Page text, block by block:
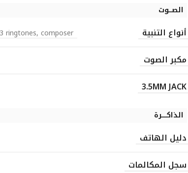
الصـــوت
أنواع التنبية ringtones, composer
مكبر الصوت
3.5MM JACK
الذاكـــــرة
دليل الهاتف
سجل المكالمات